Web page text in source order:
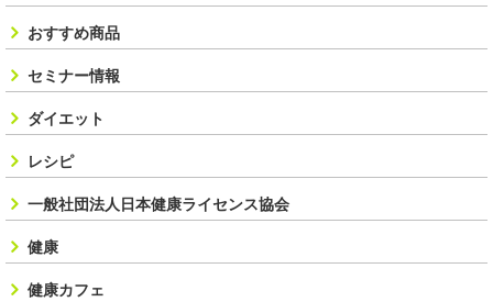
おすすめ商品
セミナー情報
ダイエット
レシピ
一般社団法人日本健康ライセンス協会
健康
健康カフェ